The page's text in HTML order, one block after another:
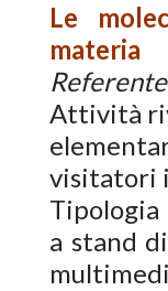
Le
materia
Attività
visitatori
a stand